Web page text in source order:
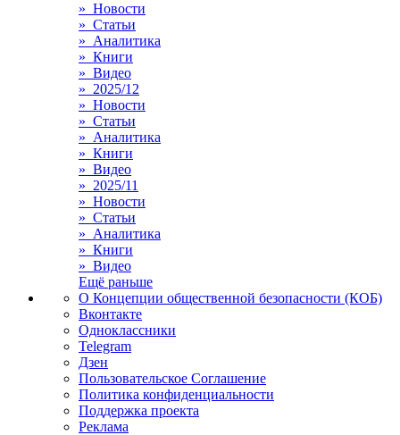
» Новости
» Статьи
» Аналитика
» Книги
» Видео
» 2025/12
» Новости
» Статьи
» Аналитика
» Книги
» Видео
» 2025/11
» Новости
» Статьи
» Аналитика
» Книги
» Видео
Ещё раньше
О Концепции общественной безопасности (КОБ)
Вконтакте
Одноклассники
Telegram
Дзен
Пользовательское Соглашение
Политика конфиденциальности
Поддержка проекта
Реклама